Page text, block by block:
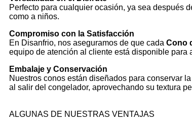
Perfecto para cualquier ocasión, ya sea después
como a niños.
Compromiso con la Satisfacción
En Disanfrio, nos aseguramos de que cada Cono
equipo de atención al cliente está disponible para
Embalaje y Conservación
Nuestros conos están diseñados para conservar
al salir del congelador, aprovechando su textura
ALGUNAS DE NUESTRAS VENTAJAS